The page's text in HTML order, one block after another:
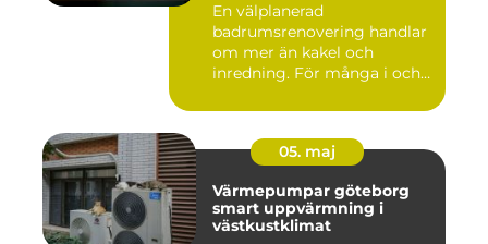
En välplanerad
badrumsrenovering handlar
om mer än kakel och
inredning. För många i och
05. maj
Värmepumpar göteborg
smart uppvärmning i
västkustklimat